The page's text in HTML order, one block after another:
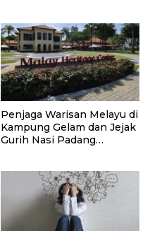
Penjaga Warisan Melayu di
Kampung Gelam dan Jejak
Gurih Nasi Padang